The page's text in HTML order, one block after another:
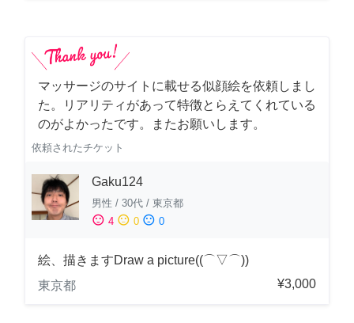
マッサージのサイトに載せる似顔絵を依頼しまし
た。リアリティがあって特徴とらえてくれている
のがよかったです。またお願いします。
依頼されたチケット
Gaku124
男性 / 30代 / 東京都
sentiment_satisfied 4 sentiment_neutral 0 sentiment_dissatisfied 0
絵、描きますDraw a picture((⌒▽⌒))
東京都
¥3,000